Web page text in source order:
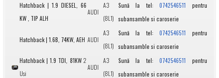
Hatchback | 1.9 DIESEL, 66
KW , TIP ALH
AUDI
A3
(8L1)
Sună la tel:0742546511
pentru
subansamble si caroserie
Hatchback | 1.6B, 74KW, AEH AUDI
A3
(8L1)
Sună la tel:0742546511
pentru
subansamble si caroserie
Hatchback | 1.9 TDI, 81KW2
Usi
AUDI
A3
(8L1)
Sună la tel:0742546511
pentru
subansamble si caroserie